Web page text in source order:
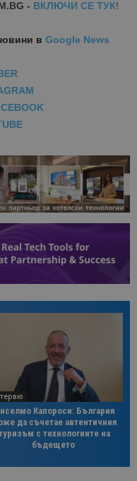
- ВКЛЮЧИ СЕ ТУК!
в Google News
Капороси: България
да съчетае автентичния
с технологиите на
бъдещето